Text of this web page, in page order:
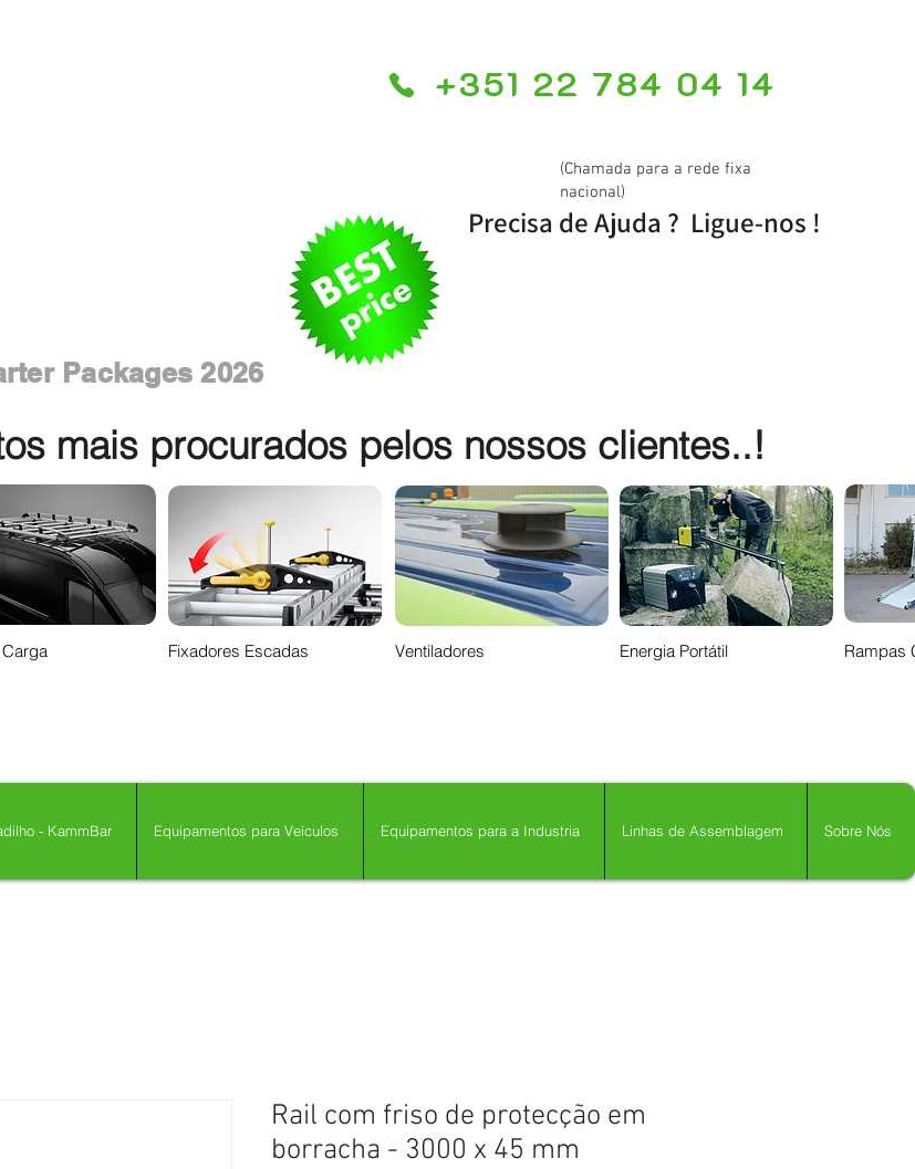
+351 22 784 04 14
Packages 2026
(Chamada para a rede fixa
nacional)
Precisa de Ajuda ? Ligue-nos !
mais procurados pelos nossos clientes..!
Fixadores Escadas Ventiladores Energia Portátil Rampas
- KammBar Equipamentos para Veículos Equipamentos para a Industria Linhas de Assemblagem Sobre Nós
Rail com friso de protecção em
borracha - 3000 x 45 mm